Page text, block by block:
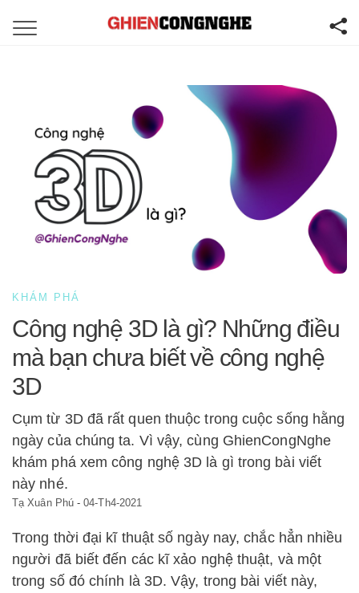
KHÁM PHÁ
Công nghệ 3D là gì? Những điều
mà bạn chưa biết về công nghệ
3D
Cụm từ 3D đã rất quen thuộc trong cuộc sống hằng
ngày của chúng ta. Vì vậy, cùng GhienCongNghe
khám phá xem công nghệ 3D là gì trong bài viết
này nhé.
Tạ Xuân Phú-04-Th4-2021
Trong thời đại kĩ thuật số ngày nay, chắc hẳn nhiều
người đã biết đến các kĩ xảo nghệ thuật, và một
trong số đó chính là 3D. Vậy, trong bài viết này,